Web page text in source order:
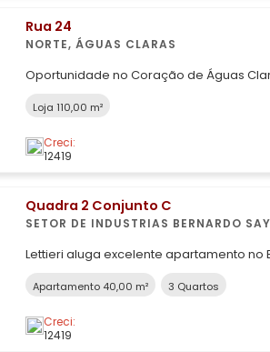
Rua 24
NORTE, ÁGUAS CLARAS
Oportunidade no Coração de Águas Claras Duas lojas
Claras – DF. 2 lojas integradas para locação no valor de R$ 5.000,00
visibilidade,
Loja 110,00 m²
Creci:
12419
Quadra 2 Conjunto C
SETOR DE INDUSTRIAS BERNARDO
Lettieri aluga excelente apartamento no
integrada; * Banheiro social; - Bem localizado no Setor de Indústrias
Apartamento 40,00 m² 3 Quartos
Creci:
12419